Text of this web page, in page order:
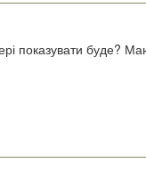
показувати буде?